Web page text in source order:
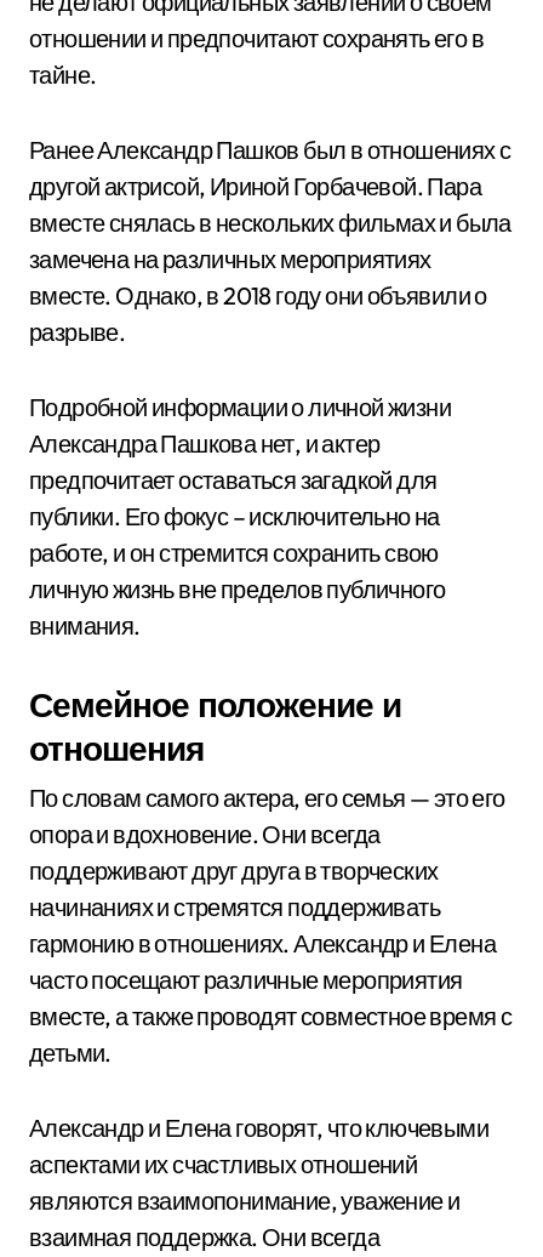
отношении и предпочитают сохранять его в
тайне.
Ранее Александр Пашков был в отношениях с
другой актрисой, Ириной Горбачевой. Пара
вместе снялась в нескольких фильмах и была
замечена на различных мероприятиях
вместе. Однако, в 2018 году они объявили о
разрыве.
Подробной информации о личной жизни
Александра Пашкова нет, и актер
предпочитает оставаться загадкой для
публики. Его фокус – исключительно на
работе, и он стремится сохранить свою
личную жизнь вне пределов публичного
внимания.
Семейное положение и
отношения
По словам самого актера, его семья — это его
опора и вдохновение. Они всегда
поддерживают друг друга в творческих
начинаниях и стремятся поддерживать
гармонию в отношениях. Александр и Елена
часто посещают различные мероприятия
вместе, а также проводят совместное время с
детьми.
Александр и Елена говорят, что ключевыми
аспектами их счастливых отношений
являются взаимопонимание, уважение и
взаимная поддержка. Они всегда